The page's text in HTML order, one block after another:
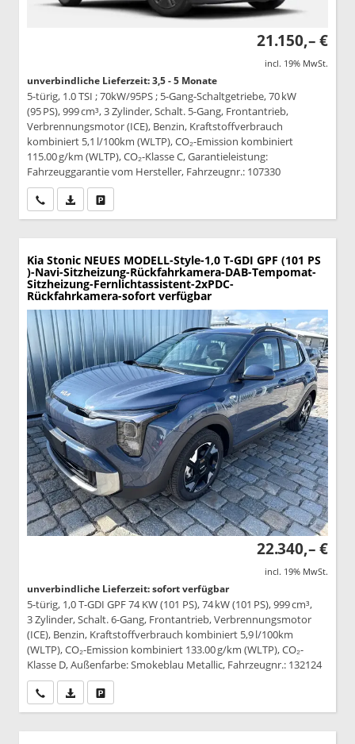
21.150,– €
incl. 19% MwSt.
unverbindliche Lieferzeit: 3,5 - 5 Monate
5-türig, 1.0 TSI ; 70kW/95PS ; 5-Gang-Schaltgetriebe, 70 kW
(95 PS), 999 cm³, 3 Zylinder, Schalt. 5-Gang, Frontantrieb,
Verbrennungsmotor (ICE), Benzin, Kraftstoffverbrauch
kombiniert 5,1 l/100km (WLTP), CO₂-Emission kombiniert
115.00 g/km (WLTP), CO₂-Klasse C, Garantieleistung:
Fahrzeuggarantie vom Hersteller, Fahrzeugnr.: 107330
Wir rufen Sie anPDF-Datei, Fahrzeugexposé drucken
Kia Stonic NEUES MODELL-Style-1,0 T-GDI GPF (101 PS
)-Navi-Sitzheizung-Rückfahrkamera-DAB-Tempomat-
Sitzheizung-Fernlichtassistent-2xPDC-
Rückfahrkamera-sofort verfügbar
22.340,– €
incl. 19% MwSt.
unverbindliche Lieferzeit: sofort verfügbar
5-türig, 1,0 T-GDI GPF 74 KW (101 PS), 74 kW (101 PS), 999 cm³,
3 Zylinder, Schalt. 6-Gang, Frontantrieb, Verbrennungsmotor
(ICE), Benzin, Kraftstoffverbrauch kombiniert 5,9 l/100km
(WLTP), CO₂-Emission kombiniert 133.00 g/km (WLTP), CO₂-
Klasse D, Außenfarbe: Smokeblau Metallic, Fahrzeugnr.: 132124
Wir rufen Sie anPDF-Datei, Fahrzeugexposé drucken